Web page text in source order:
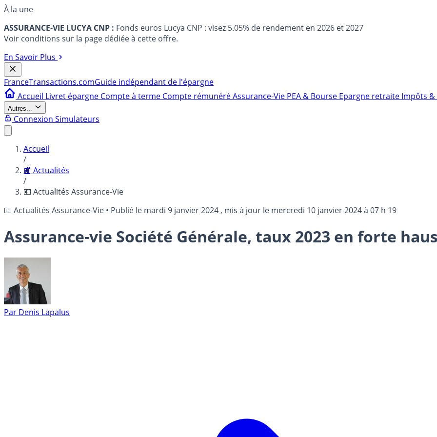
À la une
ASSURANCE-VIE LUCYA CNP : Fonds euros Lucya CNP : visez 5.05% de rendement en 2026 et 2027
Voir conditions sur la page dédiée à cette offre.
En Savoir Plus
FranceTransactions.comGuide indépendant de l'épargne
Accueil Livret épargne Compte à terme Compte rémunéréAssurance-Vie PEA & Bourse Epargne retraite Impôts &
Autres...
Connexion Simulateurs
Accueil
/
📰 Actualités
/
💶 Actualités Assurance-Vie
💶 Actualités Assurance-Vie • Publié le mardi 9 janvier 2024 , mis à jour le mercredi 10 janvier 2024 à 07 h 19
Assurance-vie Société Générale, taux 2023 en forte
Par Denis Lapalus